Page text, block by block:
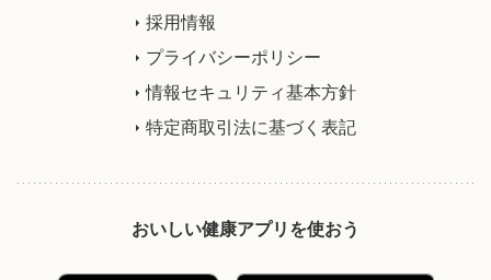
採用情報
プライバシーポリシー
情報セキュリティ基本方針
特定商取引法に基づく表記
おいしい健康アプリを使おう